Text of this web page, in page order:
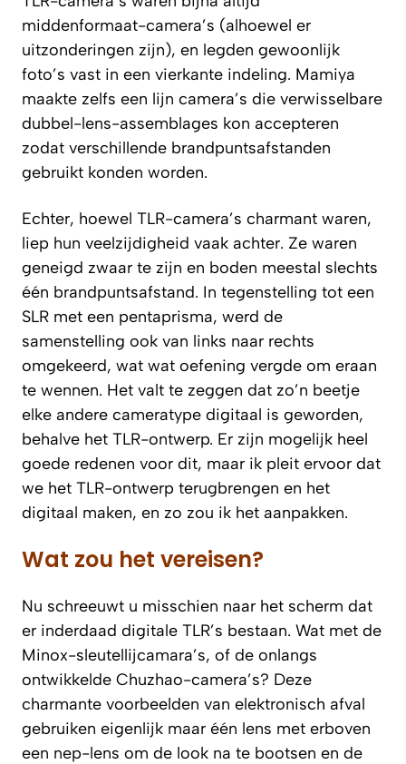
middenformaat-camera’s (alhoewel er
uitzonderingen zijn), en legden gewoonlijk
foto’s vast in een vierkante indeling. Mamiya
maakte zelfs een lijn camera’s die verwisselbare
dubbel-lens-assemblages kon accepteren
zodat verschillende brandpuntsafstanden
gebruikt konden worden.
Echter, hoewel TLR-camera’s charmant waren,
liep hun veelzijdigheid vaak achter. Ze waren
geneigd zwaar te zijn en boden meestal slechts
één brandpuntsafstand. In tegenstelling tot een
SLR met een pentaprisma, werd de
samenstelling ook van links naar rechts
omgekeerd, wat wat oefening vergde om eraan
te wennen. Het valt te zeggen dat zo’n beetje
elke andere cameratype digitaal is geworden,
behalve het TLR-ontwerp. Er zijn mogelijk heel
goede redenen voor dit, maar ik pleit ervoor dat
we het TLR-ontwerp terugbrengen en het
digitaal maken, en zo zou ik het aanpakken.
Wat zou het vereisen?
Nu schreeuwt u misschien naar het scherm dat
er inderdaad digitale TLR’s bestaan. Wat met de
Minox-sleutellijcamara’s, of de onlangs
ontwikkelde Chuzhao-camera’s? Deze
charmante voorbeelden van elektronisch afval
gebruiken eigenlijk maar één lens met erboven
een nep-lens om de look na te bootsen en de